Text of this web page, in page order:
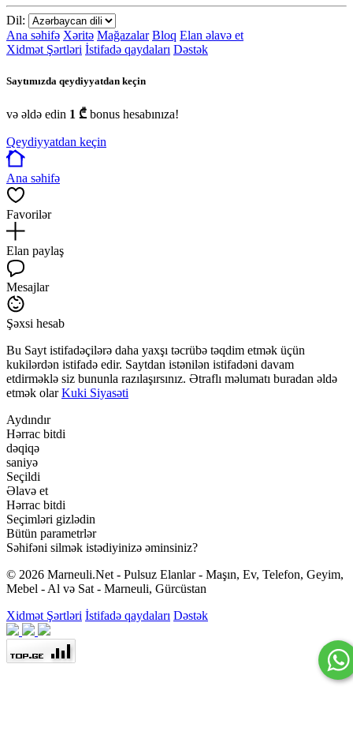
Dil:
Ana səhifə Xəritə Mağazalar Bloq Elan əlavə et
Xidmət Şərtləri İstifadə qaydaları Dəstək
Saytımızda qeydiyyatdan keçin
və əldə edin 1 ₾ bonus hesabınıza!
Qeydiyyatdan keçin
Ana səhifə
Favorilər
Elan paylaş
Mesajlar
Şəxsi hesab
Bu Sayt istifadəçilərə daha yaxşı təcrübə təqdim etmək üçün
kukilərdən istifadə edir. Saytdan istənilən istifadəni davam
etdirməklə siz bununla razılaşırsınız. Ətraflı məlumatı buradan əldə
etmək olarKuki Siyasəti
Aydındır
Hərrac bitdi
dəqiqə
saniyə
Seçildi
Əlavə et
Hərrac bitdi
Seçimləri gizlədin
Bütün parametrlər
Səhifəni silmək istədiyinizə əminsiniz?
© 2026 Marneuli.Net - Pulsuz Elanlar - Maşın, Ev, Telefon, Geyim,
Mebel - Al və Sat - Marneuli, Gürcüstan
Xidmət Şərtləri İstifadə qaydaları Dəstək